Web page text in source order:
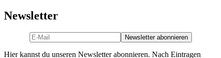
Newsletter
Hier kannst du unseren Newsletter abonnieren. Nach Eintragen